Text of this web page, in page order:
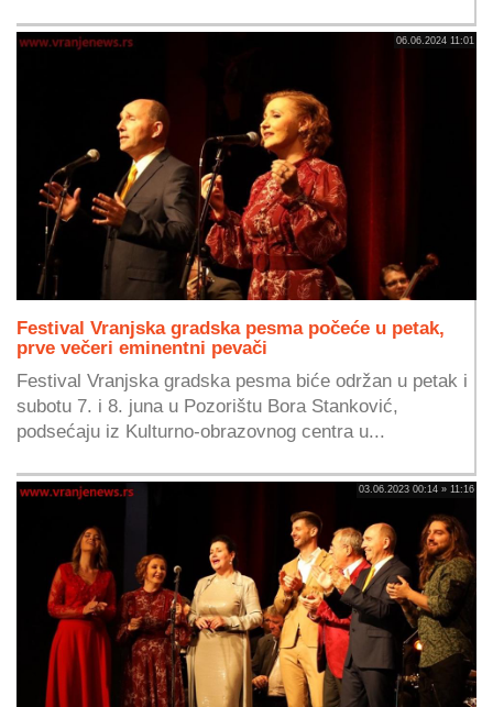
06.06.2024 11:01
Festival Vranjska gradska pesma počeće u petak,
prve večeri eminentni pevači
Festival Vranjska gradska pesma biće održan u petak i
subotu 7. i 8. juna u Pozorištu Bora Stanković,
podsećaju iz Kulturno-obrazovnog centra u...
03.06.2023 00:14 » 11:16